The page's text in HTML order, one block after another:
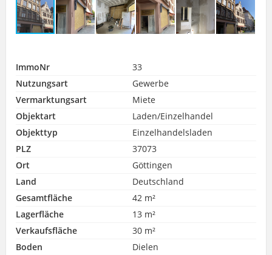
ImmoNr
33
Nutzungsart
Gewerbe
Vermarktungsart
Miete
Objektart
Laden/Einzelhandel
Objekttyp
Einzelhandelsladen
PLZ
37073
Ort
Göttingen
Land
Deutschland
Gesamtfläche
42 m²
Lagerfläche
13 m²
Verkaufsfläche
30 m²
Boden
Dielen